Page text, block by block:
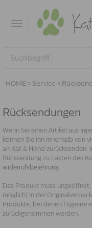
Toggle
HOME » Service »
Rücksendungen
Wenn Sie einen Artikel aus
können Sie ihn innerhalb von
an Kat & Hond zurücksenden.
Rücksendung zu Lasten des
widerrufsbelehrung.
Das Produkt muss
möglich) in der
Produkte, bei denen Hygiene
zurückgenommen werden.